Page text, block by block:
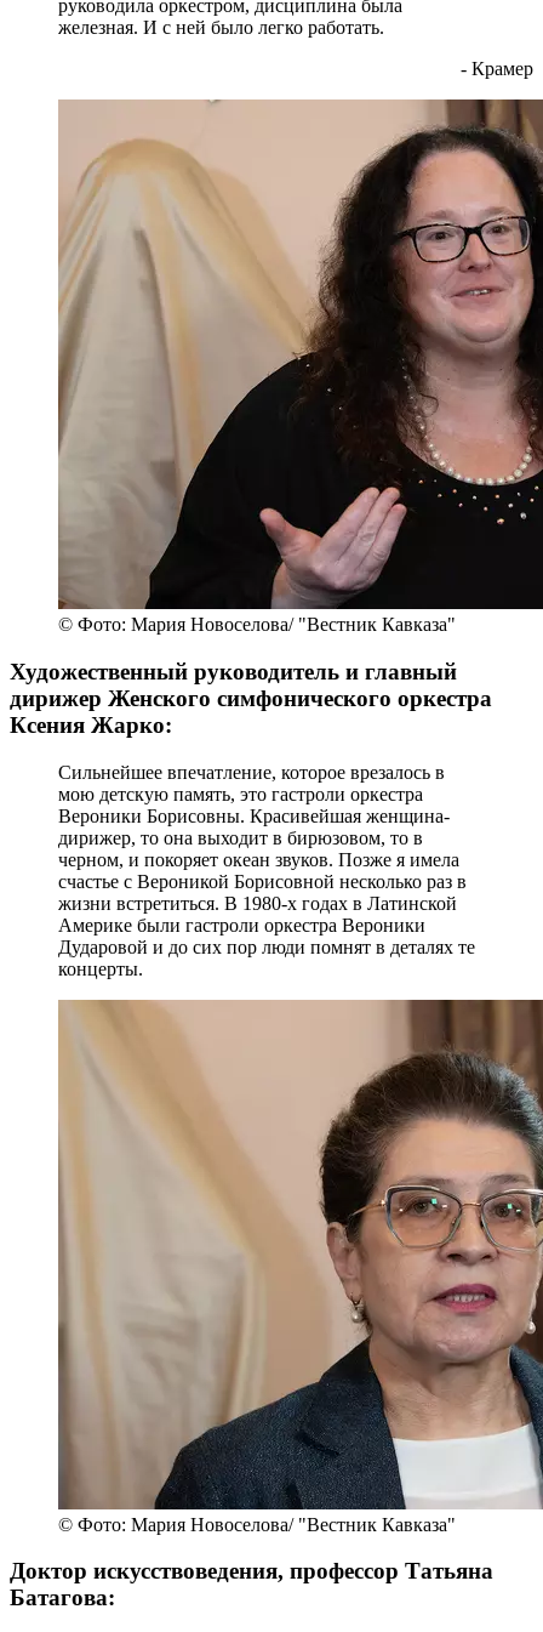
руководила оркестром, дисциплина была
железная. И с ней было легко работать.
- Крамер
© Фото: Мария Новоселова/ "Вестник Кавказа"
Художественный руководитель и главный
дирижер Женского симфонического оркестра
Ксения Жарко:
Сильнейшее впечатление, которое врезалось в
мою детскую память, это гастроли оркестра
Вероники Борисовны. Красивейшая женщина-
дирижер, то она выходит в бирюзовом, то в
черном, и покоряет океан звуков. Позже я имела
счастье с Вероникой Борисовной несколько раз в
жизни встретиться. В 1980-х годах в Латинской
Америке были гастроли оркестра Вероники
Дударовой и до сих пор люди помнят в деталях те
концерты.
© Фото: Мария Новоселова/ "Вестник Кавказа"
Доктор искусствоведения, профессор Татьяна
Батагова: